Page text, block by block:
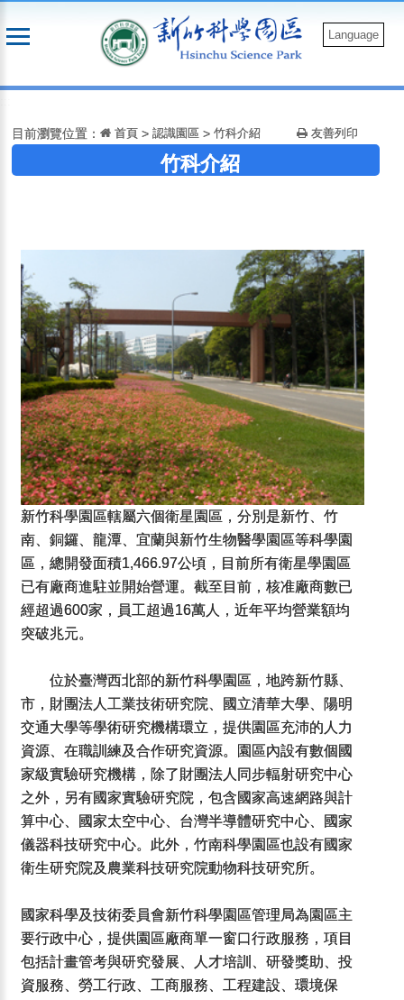
到
Language
目前瀏覽位置： 首頁 >認識園區 >竹科介紹 友善列印
竹科介紹
新竹科學園區轄屬六個衛星園區，分別是新竹、竹
南、銅鑼、龍潭、宜蘭與新竹生物醫學園區等科學園
區，總開發面積1,466.97公頃，目前所有衛星學園區
已有廠商進駐並開始營運。截至目前，核准廠商數已
經超過600家，員工超過16萬人，近年平均營業額均
突破兆元。
位於臺灣西北部的新竹科學園區，地跨新竹縣、
市，財團法人工業技術研究院、國立清華大學、陽明
交通大學等學術研究機構環立，提供園區充沛的人力
資源、在職訓練及合作研究資源。園區內設有數個國
家級實驗研究機構，除了財團法人同步輻射研究中心
之外，另有國家實驗研究院，包含國家高速網路與計
算中心、國家太空中心、台灣半導體研究中心、國家
儀器科技研究中心。此外，竹南科學園區也設有國家
衛生研究院及農業科技研究院動物科技研究所。
國家科學及技術委員會新竹科學園區管理局為園區主
要行政中心，提供園區廠商單一窗口行政服務，項目
包括計畫管考與研究發展、人才培訓、研發獎助、投
資服務、勞工行政、工商服務、工程建設、環境保